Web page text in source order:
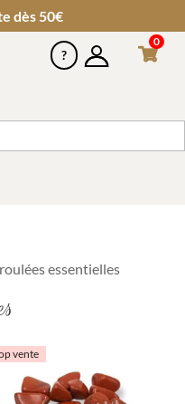
dès 50€
0
essentielles
vente